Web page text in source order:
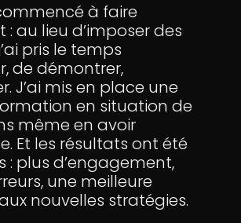
à faire
au lieu d’imposer des
pris le temps
de démontrer,
J’ai mis en place une
en situation de
même en avoir
Et les résultats ont été
: plus d’engagement,
une meilleure
nouvelles stratégies.